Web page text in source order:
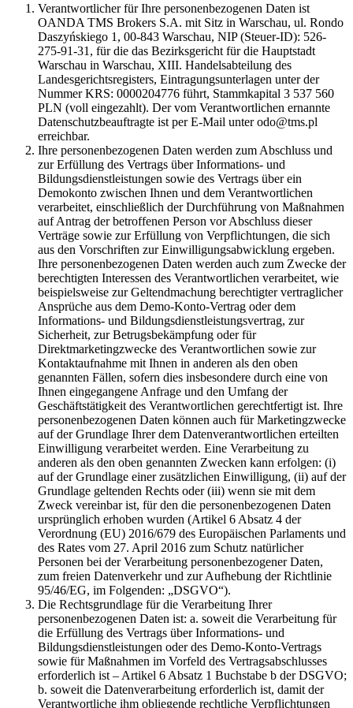
Verantwortlicher für Ihre personenbezogenen Daten ist
OANDA TMS Brokers S.A. mit Sitz in Warschau, ul. Rondo
Daszyńskiego 1, 00-843 Warschau, NIP (Steuer-ID): 526-
275-91-31, für die das Bezirksgericht für die Hauptstadt
Warschau in Warschau, XIII. Handelsabteilung des
Landesgerichtsregisters, Eintragungsunterlagen unter der
Nummer KRS: 0000204776 führt, Stammkapital 3 537 560
PLN (voll eingezahlt). Der vom Verantwortlichen ernannte
Datenschutzbeauftragte ist per E-Mail unter odo@tms.pl
erreichbar.
Ihre personenbezogenen Daten werden zum Abschluss und
zur Erfüllung des Vertrags über Informations- und
Bildungsdienstleistungen sowie des Vertrags über ein
Demokonto zwischen Ihnen und dem Verantwortlichen
verarbeitet, einschließlich der Durchführung von Maßnahmen
auf Antrag der betroffenen Person vor Abschluss dieser
Verträge sowie zur Erfüllung von Verpflichtungen, die sich
aus den Vorschriften zur Einwilligungsabwicklung ergeben.
Ihre personenbezogenen Daten werden auch zum Zwecke der
berechtigten Interessen des Verantwortlichen verarbeitet, wie
beispielsweise zur Geltendmachung berechtigter vertraglicher
Ansprüche aus dem Demo-Konto-Vertrag oder dem
Informations- und Bildungsdienstleistungsvertrag, zur
Sicherheit, zur Betrugsbekämpfung oder für
Direktmarketingzwecke des Verantwortlichen sowie zur
Kontaktaufnahme mit Ihnen in anderen als den oben
genannten Fällen, sofern dies insbesondere durch eine von
Ihnen eingegangene Anfrage und den Umfang der
Geschäftstätigkeit des Verantwortlichen gerechtfertigt ist. Ihre
personenbezogenen Daten können auch für Marketingzwecke
auf der Grundlage Ihrer dem Datenverantwortlichen erteilten
Einwilligung verarbeitet werden. Eine Verarbeitung zu
anderen als den oben genannten Zwecken kann erfolgen: (i)
auf der Grundlage einer zusätzlichen Einwilligung, (ii) auf der
Grundlage geltenden Rechts oder (iii) wenn sie mit dem
Zweck vereinbar ist, für den die personenbezogenen Daten
ursprünglich erhoben wurden (Artikel 6 Absatz 4 der
Verordnung (EU) 2016/679 des Europäischen Parlaments und
des Rates vom 27. April 2016 zum Schutz natürlicher
Personen bei der Verarbeitung personenbezogener Daten,
zum freien Datenverkehr und zur Aufhebung der Richtlinie
95/46/EG, im Folgenden: „DSGVO“).
Die Rechtsgrundlage für die Verarbeitung Ihrer
personenbezogenen Daten ist: a. soweit die Verarbeitung für
die Erfüllung des Vertrags über Informations- und
Bildungsdienstleistungen oder des Demo-Konto-Vertrags
sowie für Maßnahmen im Vorfeld des Vertragsabschlusses
erforderlich ist – Artikel 6 Absatz 1 Buchstabe b der DSGVO;
b. soweit die Datenverarbeitung erforderlich ist, damit der
Verantwortliche ihm obliegende rechtliche Verpflichtungen